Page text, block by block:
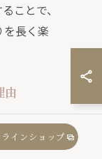
ことで、
長く楽
由
わせて多
の理由
インショップ